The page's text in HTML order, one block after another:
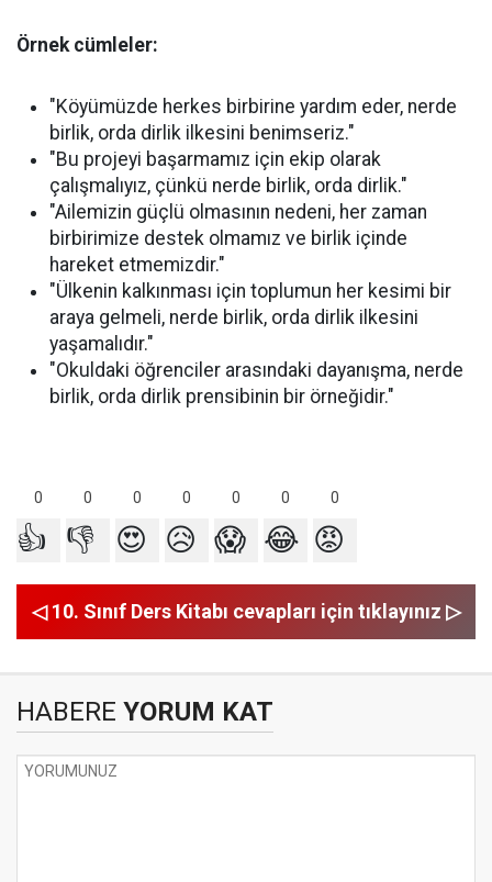
Örnek cümleler:
"Köyümüzde herkes birbirine yardım eder, nerde
birlik, orda dirlik ilkesini benimseriz."
"Bu projeyi başarmamız için ekip olarak
çalışmalıyız, çünkü nerde birlik, orda dirlik."
"Ailemizin güçlü olmasının nedeni, her zaman
birbirimize destek olmamız ve birlik içinde
hareket etmemizdir."
"Ülkenin kalkınması için toplumun her kesimi bir
araya gelmeli, nerde birlik, orda dirlik ilkesini
yaşamalıdır."
"Okuldaki öğrenciler arasındaki dayanışma, nerde
birlik, orda dirlik prensibinin bir örneğidir."
0 0 0 0 0 0 0
👍 👎 😍 😥 😱 😂 😡
◁ 10. Sınıf Ders Kitabı cevapları için tıklayınız ▷
HABERE YORUM KAT